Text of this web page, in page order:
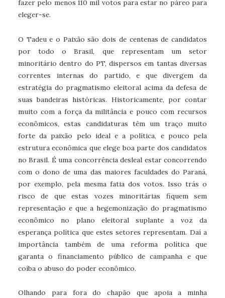
fazer pelo menos 110 mil votos para estar no páreo para
eleger-se.
O Tadeu e o Paixão são dois de centenas de candidatos
por todo o Brasil, que representam um setor
minoritário dentro do PT, dispersos em tantas diversas
correntes internas do partido, e que divergem da
estratégia do pragmatismo eleitoral acima da defesa de
suas bandeiras históricas. Historicamente, por contar
muito com a força da militância e pouco com recursos
econômicos, estas candidaturas têm um traço muito
forte da paixão pelo ideal e a política, e pouco pela
estrutura econômica que elege boa parte dos candidatos
no Brasil. É uma concorrência desleal estar concorrendo
com o dono de uma das maiores faculdades do Paraná,
por exemplo, pela mesma fatia dos votos. Isso trás o
risco de que estas vozes minoritárias fiquem sem
representação e que a hegemonização do pragmatismo
econômico no plano eleitoral suplante a voz da
esperança política que estes setores representam. Daí a
importância também de uma reforma política que
garanta o financiamento público de campanha e que
coíba o abuso do poder econômico.
Olhando para fora do chapão que apoia a minha